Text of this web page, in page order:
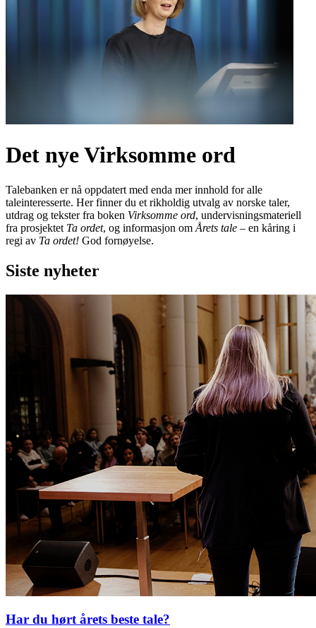
Det nye Virksomme ord
Talebanken er nå oppdatert med enda mer innhold for alle
taleinteresserte. Her finner du et rikholdig utvalg av norske taler,
utdrag og tekster fra boken Virksomme ord, undervisningsmateriell
fra prosjektet Ta ordet, og informasjon om Årets tale – en kåring i
regi av Ta ordet! God fornøyelse.
Siste nyheter
Har du hørt årets beste tale?